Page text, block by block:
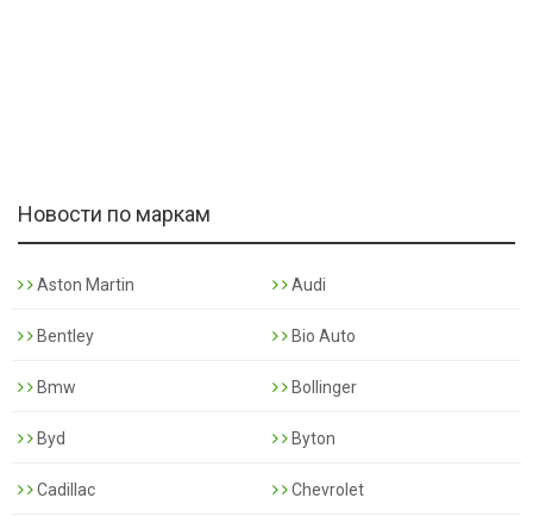
Новости по маркам
Aston Martin Audi
Bentley Bio Auto
Bmw Bollinger
Byd Byton
Cadillac Chevrolet